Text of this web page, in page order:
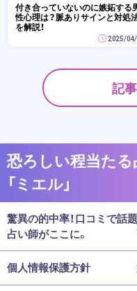
付き合っていないのに嫉妬する
性心理は？脈ありサインと対処
を解説！
2025/
記
恐ろしい程当た
「ミエル」
驚異の的中率！口コミで話
占い師がここに。
個人情報保護方針